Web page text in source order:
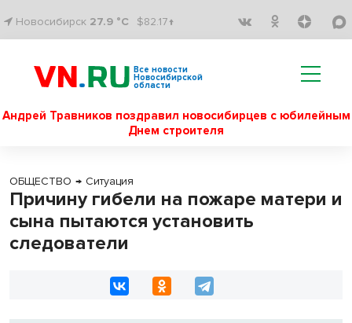
Новосибирск 27.9 °C $82.17↑
Все новости
Новосибирской
области
Андрей Травников поздравил новосибирцев с юбилейным
Днем строителя
ОБЩЕСТВО → Ситуация
Причину гибели на пожаре матери и
сына пытаются установить
следователи